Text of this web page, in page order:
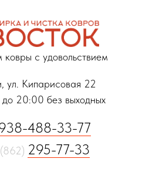
с удовольствием
ул. Кипарисовая 22
20:00 без выходных
488-33-77
295-77-33